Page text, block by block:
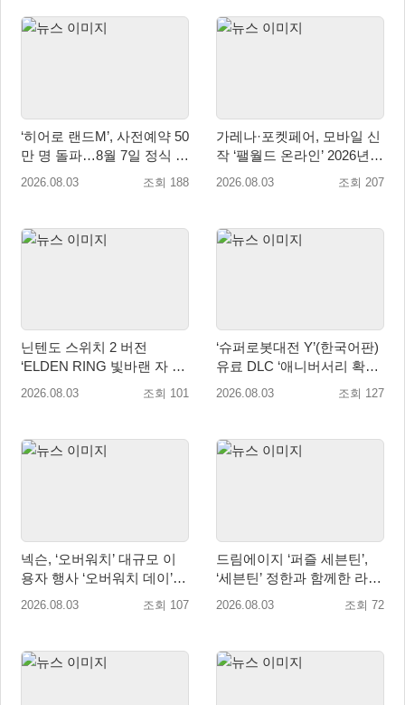
‘히어로 랜드M’, 사전예약 50
만 명 돌파…8월 7일 정식 출
시
2026.08.03 조회 188
가레나·포켓페어, 모바일 신
작 ‘팰월드 온라인’ 2026년
출시 예정
2026.08.03 조회 207
닌텐도 스위치 2 버전
‘ELDEN RING 빛바랜 자 에
디션’ 패키지 선주문 판매 8
2026.08.03 조회 101
‘슈퍼로봇대전 Y’(한국어판)
유료 DLC ‘애니버서리 확장
팩’ 8월 5일(수) 판매 시작!
2026.08.03 조회 127
넥슨, ‘오버워치’ 대규모 이
용자 행사 ‘오버워치 데이’ 8
월 22·23일 개최!
2026.08.03 조회 107
드림에이지 ‘퍼즐 세븐틴’,
‘세븐틴’ 정한과 함께한 라이
브 방송 성료
2026.08.03 조회 72